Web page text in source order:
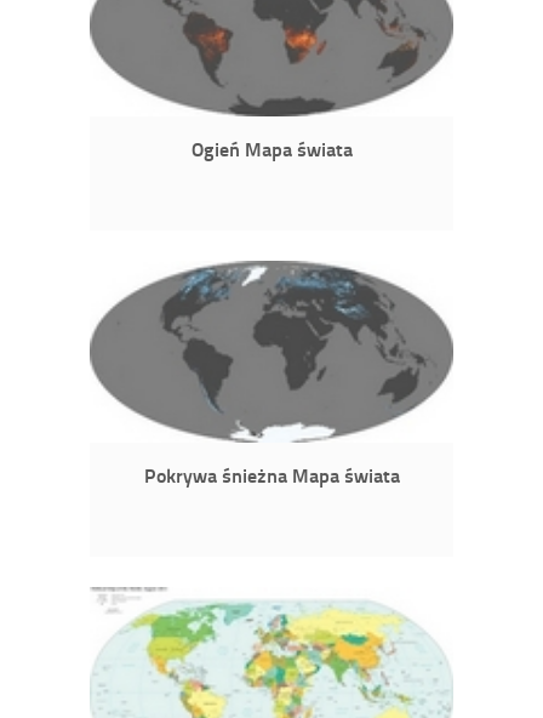
Ogień Mapa świata
Pokrywa śnieżna Mapa świata